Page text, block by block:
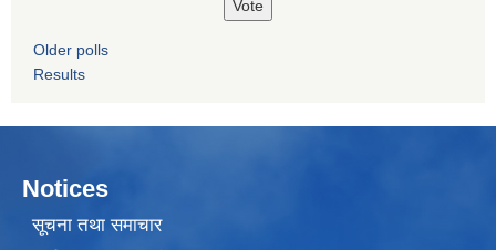
Older polls
Results
Notices
सूचना तथा समाचार